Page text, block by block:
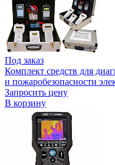
Под заказ
Комплект средств для
и пожаробезопасности
Запросить цену
В корзину